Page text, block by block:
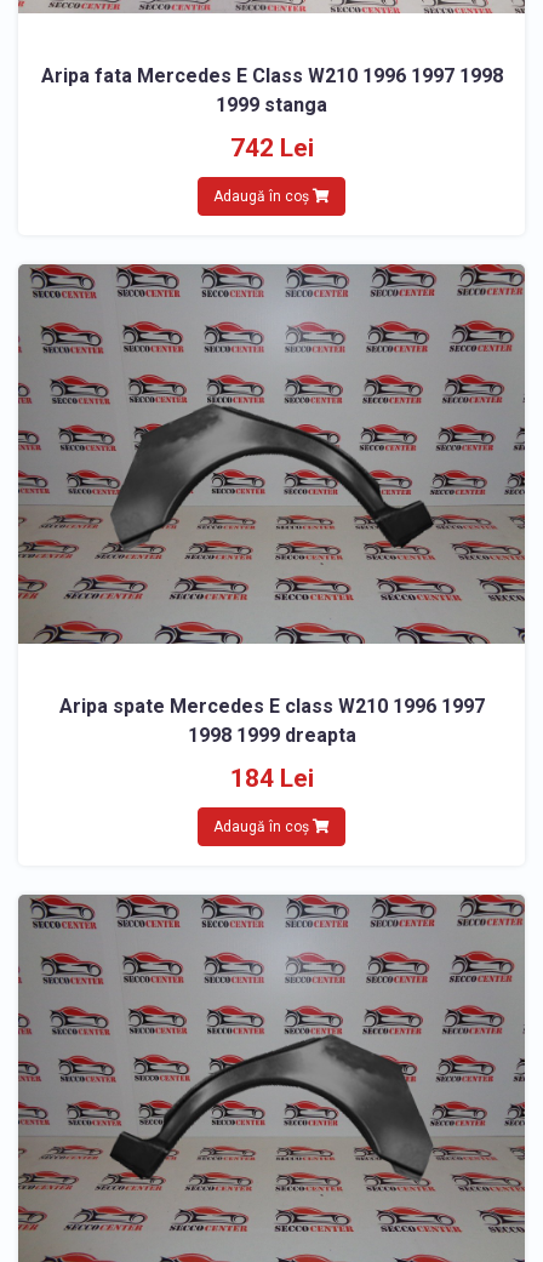
Aripa fata Mercedes E Class W210 1996 1997 1998
1999 stanga
742 Lei
Adaugă în coș
Aripa spate Mercedes E class W210 1996 1997
1998 1999 dreapta
184 Lei
Adaugă în coș